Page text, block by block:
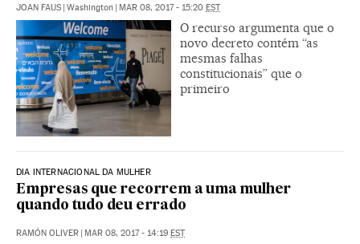
JOAN FAUS | Washington | MAR 08, 2017 - 15:20 EST
O recurso argumenta que o
novo decreto contém “as
mesmas falhas
constitucionais” que o
primeiro
DIA INTERNACIONAL DA MULHER
Empresas que recorrem a uma mulher
quando tudo deu errado
RAMÓN OLIVER | MAR 08, 2017 - 14:19 EST